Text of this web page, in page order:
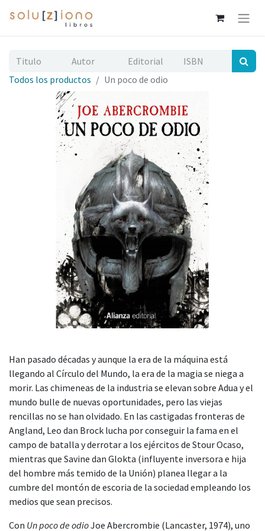
Todos los productos Un poco de odio
Han pasado décadas y aunque la era de la máquina está
llegando al Círculo del Mundo, la era de la magia se niega a
morir. Las chimeneas de la industria se elevan sobre Adua y el
mundo bulle de nuevas oportunidades, pero las viejas
rencillas no se han olvidado. En las castigadas fronteras de
Angland, Leo dan Brock lucha por conseguir la fama en el
campo de batalla y derrotar a los ejércitos de Stour Ocaso,
mientras que Savine dan Glokta (influyente inversora e hija
del hombre más temido de la Unión) planea llegar a la
cumbre del montón de escoria de la sociedad empleando los
medios que sean precisos.
Con Un poco de odioJoe Abercrombie (Lancaster, 1974), uno